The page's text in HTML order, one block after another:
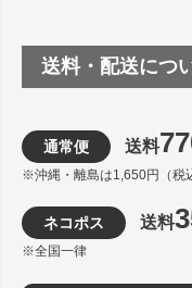
送料・配送につ
通常便 送料
※沖縄・離島は1,650円（税
ネコポス 送料
※全国一律